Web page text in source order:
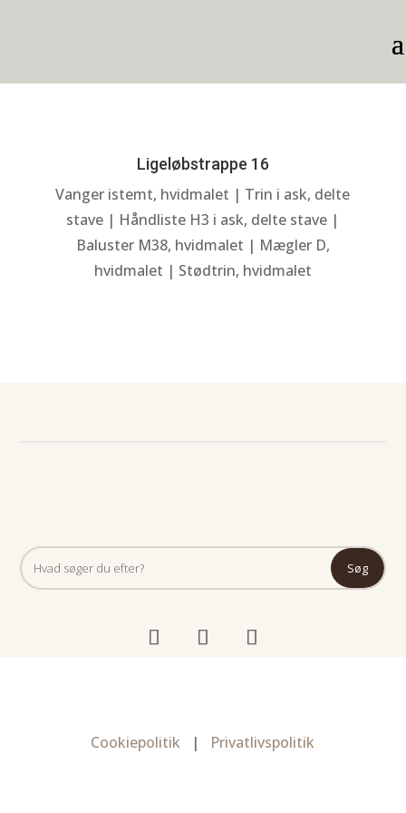
Ligeløbstrappe 16
Vanger istemt, hvidmalet | Trin i ask, delte
stave | Håndliste H3 i ask, delte stave |
Baluster M38, hvidmalet | Mægler D,
hvidmalet | Stødtrin, hvidmalet
Cookiepolitik | Privatlivspolitik